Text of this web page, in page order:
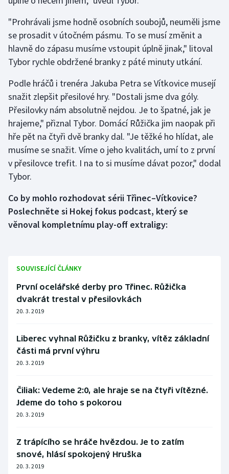
Triatlon
Veslování
Vodní slalom
Volejbal
Ostatní
"Prohrávali jsme hodně osobních soubojů, neuměli jsme
se prosadit v útočném pásmu. To se musí změnit a
hlavně do zápasu musíme vstoupit úplně jinak," litoval
Tybor rychle obdržené branky z páté minuty utkání.
Podle hráčů i trenéra Jakuba Petra se Vítkovice musejí
snažit zlepšit přesilové hry. "Dostali jsme dva góly.
Přesilovky nám absolutně nejdou. Je to špatné, jak je
hrajeme," přiznal Tybor. Domácí Růžička jim naopak při
hře pět na čtyři dvě branky dal. "Je těžké ho hlídat, ale
musíme se snažit. Víme o jeho kvalitách, umí to z první
v přesilovce trefit. I na to si musíme dávat pozor," dodal
Tybor.
Co by mohlo rozhodovat sérii Třinec–Vítkovice?
Poslechněte si Hokej fokus podcast, který se
věnoval kompletnímu play-off extraligy:
SOUVISEJÍCÍ ČLÁNKY
První ocelářské derby pro Třinec. Růžička
dvakrát trestal v přesilovkách
20. 3. 2019
Liberec vyhnal Růžičku z branky, vítěz základní
části má první výhru
20. 3. 2019
Čiliak: Vedeme 2:0, ale hraje se na čtyři vítězné.
Jdeme do toho s pokorou
20. 3. 2019
Z trápícího se hráče hvězdou. Je to zatím
snové, hlásí spokojený Hruška
20. 3. 2019